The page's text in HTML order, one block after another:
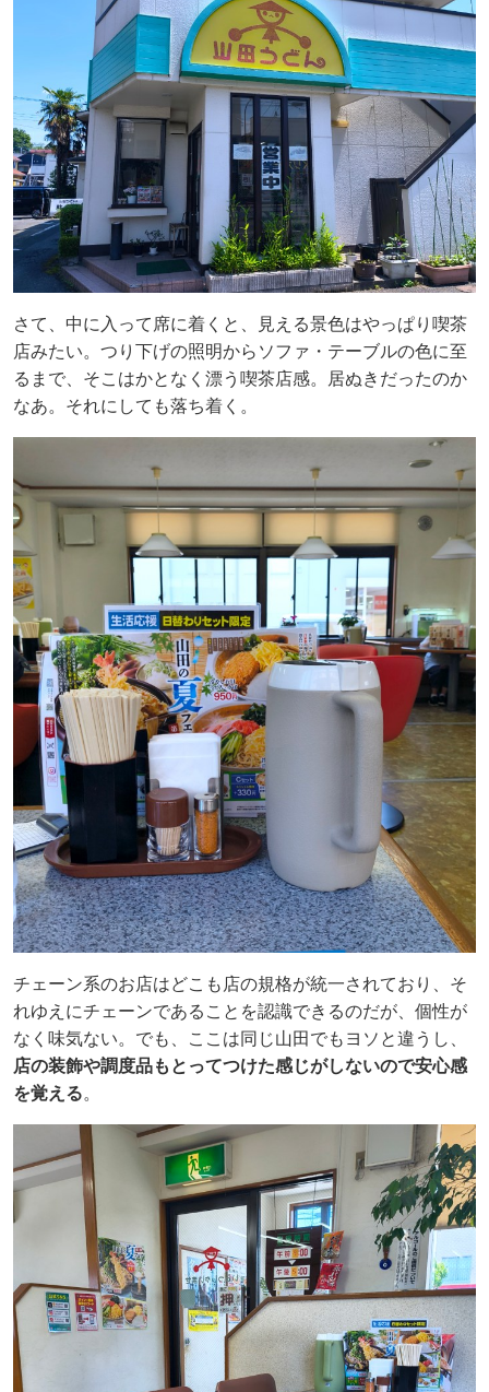
さて、中に入って席に着くと、見える景色はやっぱり喫茶
店みたい。つり下げの照明からソファ・テーブルの色に至
るまで、そこはかとなく漂う喫茶店感。居ぬきだったのか
なあ。それにしても落ち着く。
チェーン系のお店はどこも店の規格が統一されており、そ
れゆえにチェーンであることを認識できるのだが、個性が
なく味気ない。でも、ここは同じ山田でもヨソと違うし、
店の装飾や調度品もとってつけた感じがしないので安心感
を覚える。